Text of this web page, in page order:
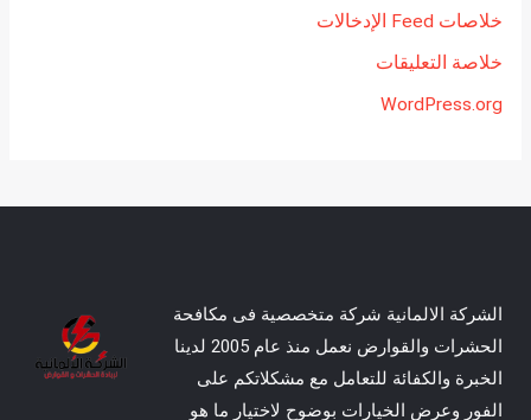
خلاصات Feed الإدخالات
خلاصة التعليقات
WordPress.org
الشركة الالمانية شركة متخصصية فى مكافحة
الحشرات والقوارض نعمل منذ عام 2005 لدينا
الخبرة والكفائة للتعامل مع مشكلاتكم على
الفور وعرض الخيارات بوضوح لاختيار ما هو